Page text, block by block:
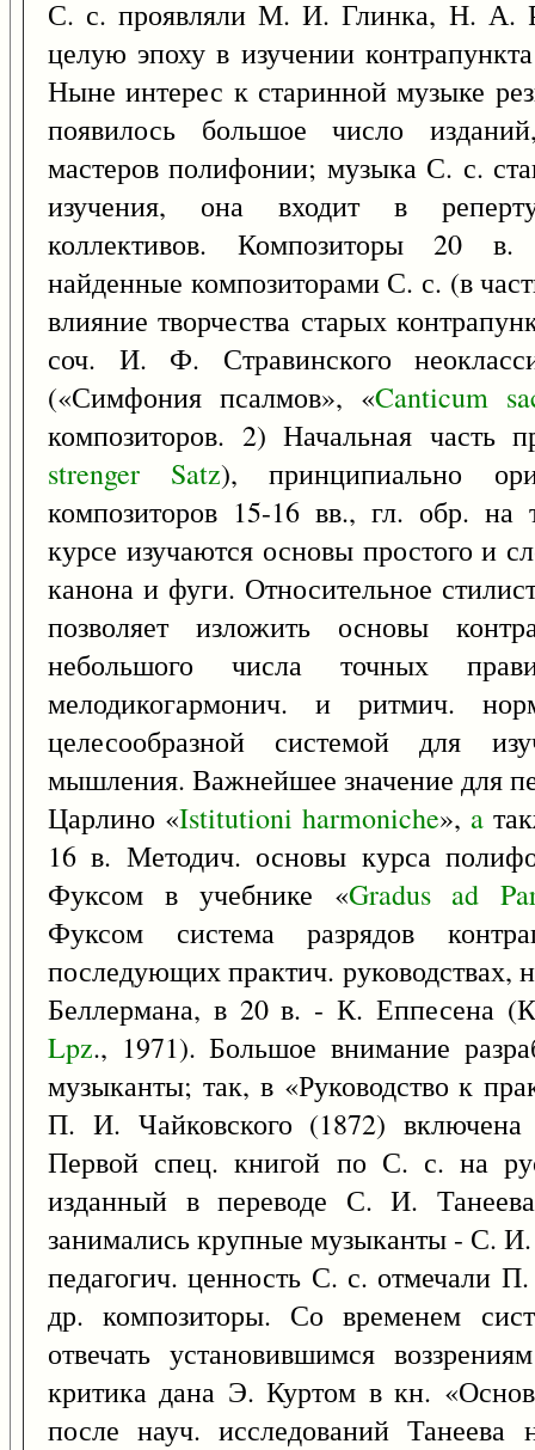
С. с. проявляли М. И. Глинка, Н. А.
целую эпоху в изучении
Ныне интерес к старинной музыке
появилось большое число
мастеров полифонии; музыка С. с.
изучения, она входит в
коллективов. Композиторы 20
найденные композиторами С. с. (в
влияние творчества старых
соч. И. Ф. Стравинского
(«Симфония псалмов», «Canticum
композиторов. 2) Начальная часть
strenger
Satz), принципиально
композиторов 15-16 вв., гл. обр. на
курсе изучаются основы простого и
канона и фуги. Относительное
позволяет изложить основы
небольшого числа точных
мелодикогармонич. и ритмич.
целесообразной системой для
мышления. Важнейшее значение для
Царлино «Istitutioni harmoniche», a
16 в. Методич. основы курса
Фуксом в учебнике «Gradus ad
Фуксом система разрядов
последующих практич. руководствах,
Беллермана, в 20 в. - К. Еппесена (К
Lpz., 1971). Большое внимание
музыканты; так, в «Руководство к
П. И. Чайковского (1872) включена
Первой спец. книгой по С. с. на
изданный в переводе С. И.
занимались крупные музыканты - С.
педагогич. ценность С. с. отмечали
др. композиторы. Со временем
отвечать установившимся
критика дана Э. Куртом в кн.
после науч. исследований Танеева